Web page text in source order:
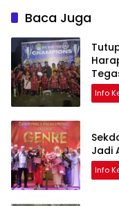
Baca Juga
Info
Jadi
Info